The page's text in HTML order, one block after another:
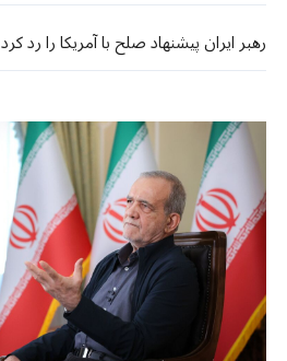
رهبر ایران پیشنهاد صلح با آمریکا را رد کرد